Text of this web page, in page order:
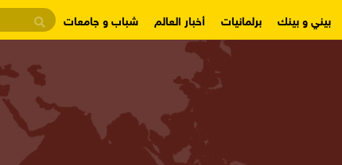
بيني و بينك برلمانيات أخبار العالم شباب و جامعات